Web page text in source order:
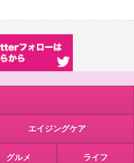
エイジングケア
グルメ ライフ